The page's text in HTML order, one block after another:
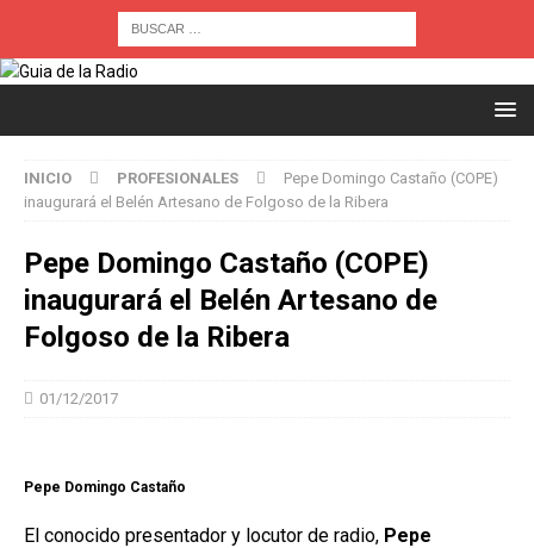
INICIO PROFESIONALES
Pepe Domingo Castaño (COPE)
inaugurará el Belén Artesano de Folgoso de la Ribera
Pepe Domingo Castaño (COPE)
inaugurará el Belén Artesano de
Folgoso de la Ribera
01/12/2017
Pepe Domingo Castaño
El conocido presentador y locutor de radio, Pepe